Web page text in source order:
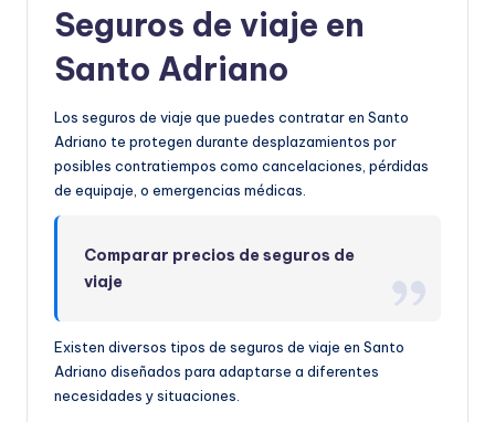
Seguros de viaje en
Santo Adriano
Los seguros de viaje que puedes contratar en Santo
Adriano te protegen durante desplazamientos por
posibles contratiempos como cancelaciones, pérdidas
de equipaje, o emergencias médicas.
Comparar precios de seguros de
viaje
Existen diversos tipos de seguros de viaje en Santo
Adriano diseñados para adaptarse a diferentes
necesidades y situaciones.